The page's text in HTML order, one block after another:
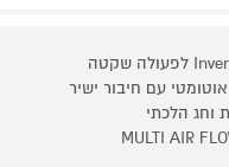
עם חיבור ישיר
וחג הלכתי